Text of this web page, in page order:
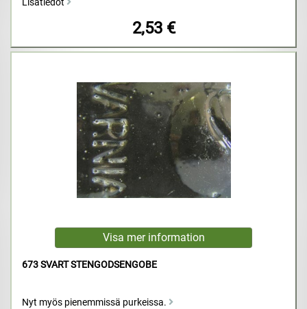
Lisätiedot
2,53 €
673 SVART STENGODSENGOBE
Nyt myös pienemmissä purkeissa.